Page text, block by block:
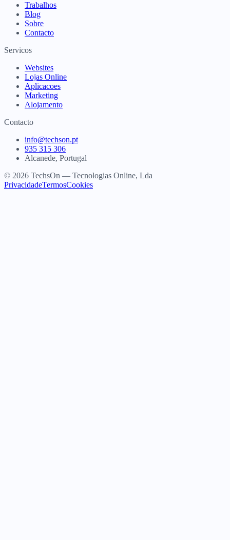
Trabalhos
Blog
Sobre
Contacto
Servicos
Websites
Lojas Online
Aplicacoes
Marketing
Alojamento
Contacto
info@techson.pt
935 315 306
Alcanede, Portugal
© 2026 TechsOn — Tecnologias Online, Lda
PrivacidadeTermosCookies